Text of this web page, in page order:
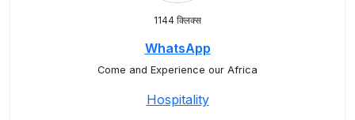
1144 क्लिक्स
WhatsApp
Come and Experience our Africa
Hospitality